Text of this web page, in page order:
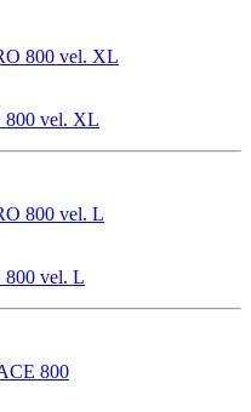
vel. XL
vel. L